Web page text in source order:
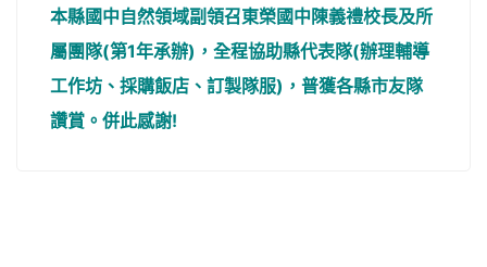
本縣國中自然領域副領召東榮國中陳義禮校長及所
屬團隊(第1年承辦)，全程協助縣代表隊(辦理輔導
工作坊、採購飯店、訂製隊服)，普獲各縣市友隊
讚賞。併此感謝!